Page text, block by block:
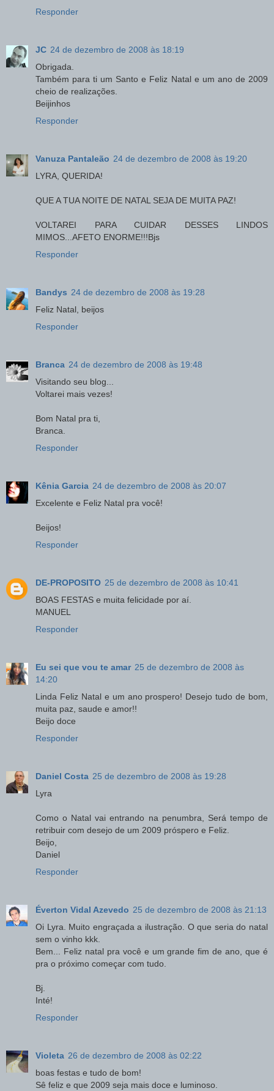
Responder
JC 24 de dezembro de 2008 às 18:19
Obrigada.
Também para ti um Santo e Feliz Natal e um ano de 2009
cheio de realizações.
Beijinhos
Responder
Vanuza Pantaleão 24 de dezembro de 2008 às 19:20
LYRA, QUERIDA!
QUE A TUA NOITE DE NATAL SEJA DE MUITA PAZ!
VOLTAREI PARA CUIDAR DESSES LINDOS
MIMOS...AFETO ENORME!!!Bjs
Responder
Bandys 24 de dezembro de 2008 às 19:28
Feliz Natal, beijos
Responder
Branca 24 de dezembro de 2008 às 19:48
Visitando seu blog...
Voltarei mais vezes!
Bom Natal pra ti,
Branca.
Responder
Kênia Garcia 24 de dezembro de 2008 às 20:07
Excelente e Feliz Natal pra você!
Beijos!
Responder
DE-PROPOSITO 25 de dezembro de 2008 às 10:41
BOAS FESTAS e muita felicidade por aí.
MANUEL
Responder
Eu sei que vou te amar 25 de dezembro de 2008 às
14:20
Linda Feliz Natal e um ano prospero! Desejo tudo de bom,
muita paz, saude e amor!!
Beijo doce
Responder
Daniel Costa 25 de dezembro de 2008 às 19:28
Lyra
Como o Natal vai entrando na penumbra, Será tempo de
retribuir com desejo de um 2009 próspero e Feliz.
Beijo,
Daniel
Responder
Éverton Vidal Azevedo 25 de dezembro de 2008 às 21:13
Oi Lyra. Muito engraçada a ilustração. O que seria do natal
sem o vinho kkk.
Bem... Feliz natal pra você e um grande fim de ano, que é
pra o próximo começar com tudo.
Bj.
Inté!
Responder
Violeta 26 de dezembro de 2008 às 02:22
boas festas e tudo de bom!
Sê feliz e que 2009 seja mais doce e luminoso.